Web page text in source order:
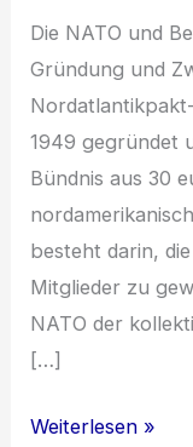
Die NATO und
Gründung und
1949 gegründet
Bündnis aus 30
besteht darin,
Mitglieder zu
NATO der
[…]
Die
Weiterlesen »